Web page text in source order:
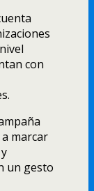
con
marcar
un gesto